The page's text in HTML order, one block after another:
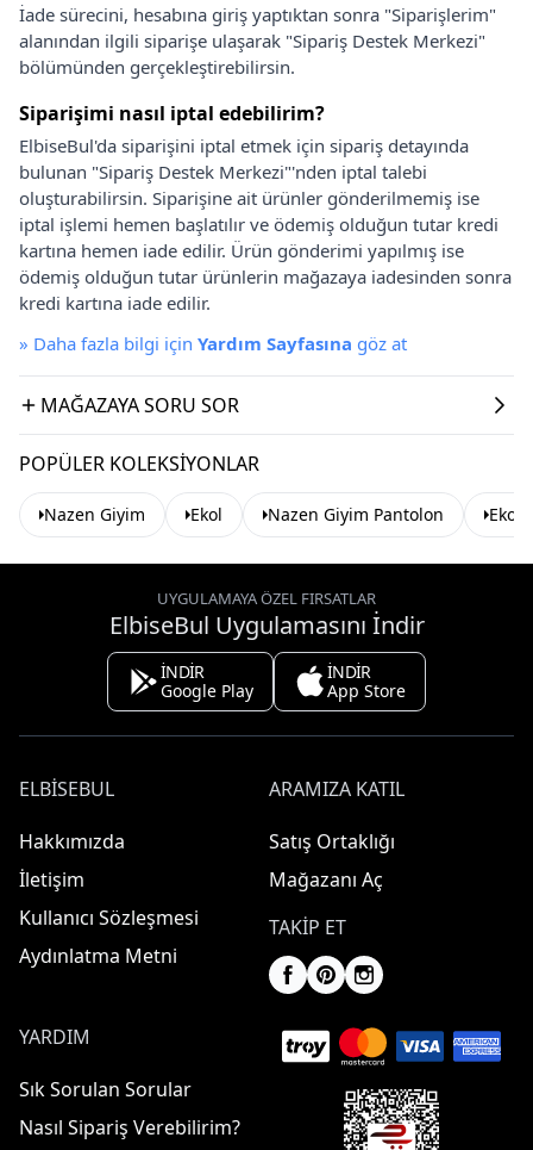
İade sürecini, hesabına giriş yaptıktan sonra "Siparişlerim"
alanından ilgili siparişe ulaşarak "Sipariş Destek Merkezi"
bölümünden gerçekleştirebilirsin.
Siparişimi nasıl iptal edebilirim?
ElbiseBul'da siparişini iptal etmek için sipariş detayında
bulunan "Sipariş Destek Merkezi"'nden iptal talebi
oluşturabilirsin. Siparişine ait ürünler gönderilmemiş ise
iptal işlemi hemen başlatılır ve ödemiş olduğun tutar kredi
kartına hemen iade edilir. Ürün gönderimi yapılmış ise
ödemiş olduğun tutar ürünlerin mağazaya iadesinden sonra
kredi kartına iade edilir.
» Daha fazla bilgi için Yardım Sayfasına göz at
MAĞAZAYA SORU SOR
POPÜLER KOLEKSIYONLAR
Nazen Giyim Ekol Nazen Giyim Pantolon Ekol
UYGULAMAYA ÖZEL FIRSATLAR
ElbiseBul Uygulamasını İndir
İNDİR
Google Play
İNDİR
App Store
ELBISEBUL
Hakkımızda
İletişim
Kullanıcı Sözleşmesi
Aydınlatma Metni
ARAMIZA KATIL
Satış Ortaklığı
Mağazanı Aç
TAKIP ET
YARDIM
Sık Sorulan Sorular
Nasıl Sipariş Verebilirim?